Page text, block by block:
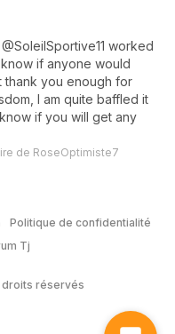
worked
if anyone would
thank you enough for
I am quite baffled it
if you will get any
de RoseOptimiste7
Politique de confidentialité
Tj
réservés